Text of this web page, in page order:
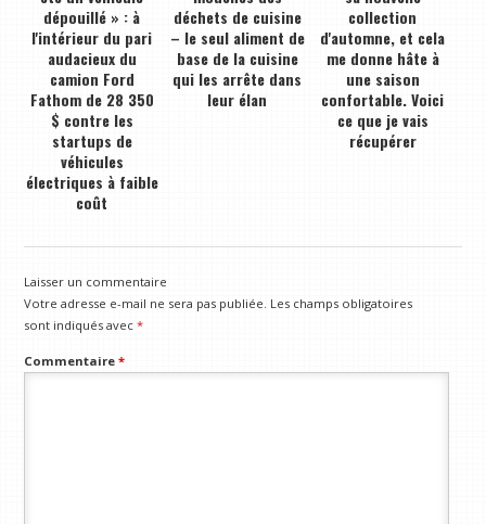
dépouillé » : à
l'intérieur du pari
audacieux du
camion Ford
Fathom de 28 350
$ contre les
startups de
véhicules
électriques à faible
coût
déchets de cuisine
– le seul aliment de
base de la cuisine
qui les arrête dans
leur élan
collection
d'automne, et cela
me donne hâte à
une saison
confortable. Voici
ce que je vais
récupérer
Laisser un commentaire
Votre adresse e-mail ne sera pas publiée. Les champs obligatoires
sont indiqués avec*
Commentaire*